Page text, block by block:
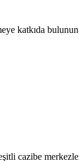
katkıda bulunun
cazibe